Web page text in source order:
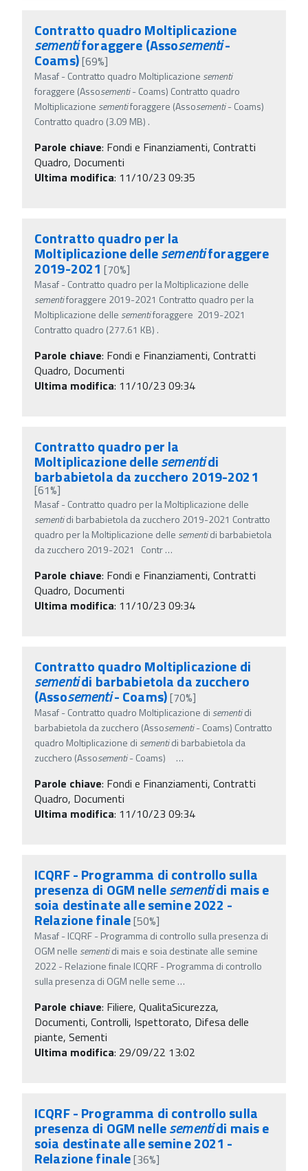
Contratto quadro Moltiplicazione
sementiforaggere (Assosementi-
Coams)[69%]
Masaf - Contratto quadro Moltiplicazione sementi
foraggere (Assosementi- Coams) Contratto quadro
Moltiplicazione sementiforaggere (Assosementi- Coams)
Contratto quadro (3.09 MB) .
Parole chiave: Fondi e Finanziamenti, Contratti
Quadro, Documenti
Ultima modifica: 11/10/23 09:35
Contratto quadro per la
Moltiplicazione dellesementiforaggere
2019-2021 [70%]
Masaf - Contratto quadro per la Moltiplicazione delle
sementiforaggere 2019-2021 Contratto quadro per la
Moltiplicazione delle sementiforaggere 2019-2021
Contratto quadro (277.61 KB) .
Parole chiave: Fondi e Finanziamenti, Contratti
Quadro, Documenti
Ultima modifica: 11/10/23 09:34
Contratto quadro per la
Moltiplicazione dellesementidi
barbabietola da zucchero 2019-2021
[61%]
Masaf - Contratto quadro per la Moltiplicazione delle
sementidi barbabietola da zucchero 2019-2021 Contratto
quadro per la Moltiplicazione delle sementidi barbabietola
da zucchero 2019-2021 Contr…
Parole chiave: Fondi e Finanziamenti, Contratti
Quadro, Documenti
Ultima modifica: 11/10/23 09:34
Contratto quadro Moltiplicazione di
sementidi barbabietola da zucchero
(Assosementi- Coams)[70%]
Masaf - Contratto quadro Moltiplicazione di sementidi
barbabietola da zucchero (Assosementi- Coams) Contratto
quadro Moltiplicazione di sementidi barbabietola da
zucchero (Assosementi- Coams) …
Parole chiave: Fondi e Finanziamenti, Contratti
Quadro, Documenti
Ultima modifica: 11/10/23 09:34
ICQRF - Programma di controllo sulla
presenza di OGM nellesementidi mais e
soia destinate alle semine 2022 -
Relazione finale[50%]
Masaf - ICQRF - Programma di controllo sulla presenza di
OGM nelle sementidi mais e soia destinate alle semine
2022 - Relazione finale ICQRF - Programma di controllo
sulla presenza di OGM nelle seme …
Parole chiave: Filiere, QualitaSicurezza,
Documenti, Controlli, Ispettorato, Difesa delle
piante, Sementi
Ultima modifica: 29/09/22 13:02
ICQRF - Programma di controllo sulla
presenza di OGM nellesementidi mais e
soia destinate alle semine 2021 -
Relazione finale[36%]